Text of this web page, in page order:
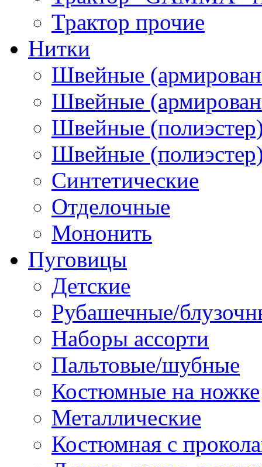
Трактор прочие
Нитки
Швейные
Швейные
Швейные
Швейные
Синтетические
Отделочные
Мононить
Пуговицы
Детские
Рубашечные/
Наборы ассорти
Пальтовые/шубные
Костюмные на ножке
Металлические
Костюмная с